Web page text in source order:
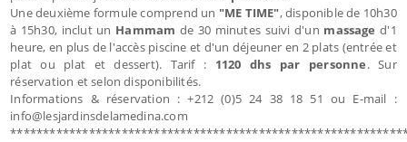
Une deuxième formule comprend un "ME TIME", disponible de 10h30
à 15h30, inclut un Hammam de 30 minutes suivi d'un massaged'1
heure, en plus de l'accès piscine et d'un déjeuner en 2 plats (entrée et
plat ou plat et dessert). Tarif : 1120 dhs par personne. Sur
réservation et selon disponibilités.
Informations & réservation : +212 (0)5 24 38 18 51 ou E-mail :
info@lesjardinsdelamedina.com